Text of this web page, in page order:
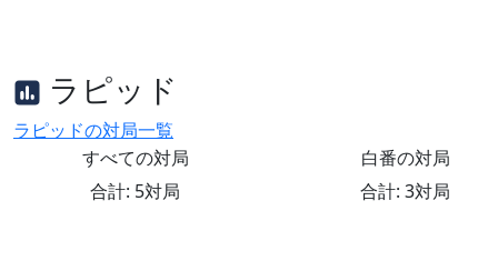
ラピッド
ラピッドの対局一覧
すべての対局
合計: 5対局
白番の対局
合計: 3対局